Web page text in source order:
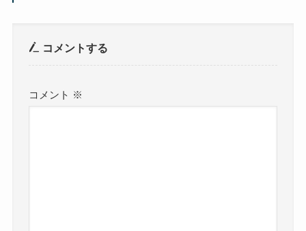
コメントする
コメント ※